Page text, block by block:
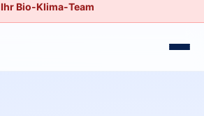
Ihr Bio-Klima-Team